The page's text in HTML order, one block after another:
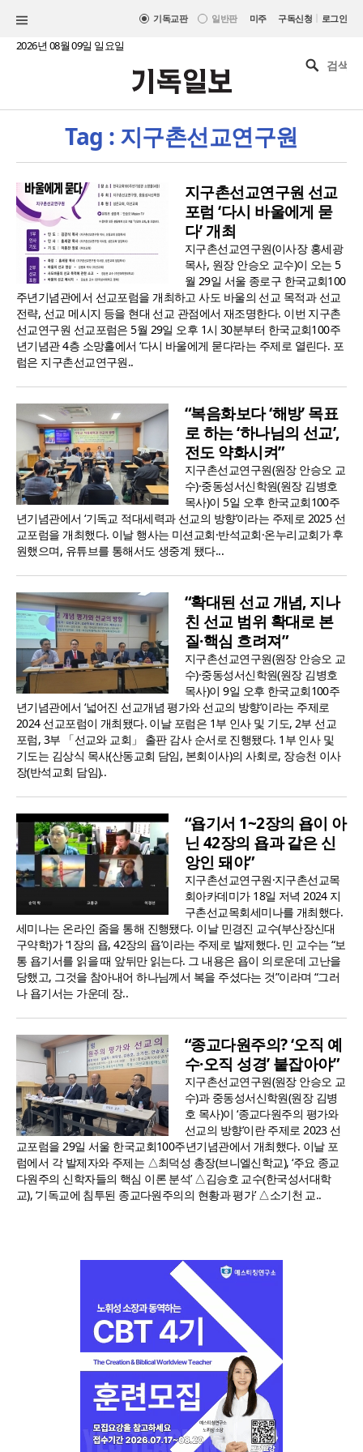
기독교판 일반판 미주 구독신청 | 로그인
2026년 08월 09일 일요일
Tag : 지구촌선교연구원
지구촌선교연구원 선교
포럼 ‘다시 바울에게 묻
다’ 개최
지구촌선교연구원(이사장 홍세광
목사, 원장 안승오 교수)이 오는 5
월 29일 서울 종로구 한국교회100
주년기념관에서 선교포럼을 개최하고 사도 바울의 선교 목적과 선교
전략, 선교 메시지 등을 현대 선교 관점에서 재조명한다. 이번 지구촌
선교연구원 선교포럼은 5월 29일 오후 1시 30분부터 한국교회100주
년기념관 4층 소망홀에서 ‘다시 바울에게 묻다’라는 주제로 열린다. 포
럼은 지구촌선교연구원..
“복음화보다 ‘해방’ 목표
로 하는 ‘하나님의 선교’,
전도 약화시켜”
지구촌선교연구원(원장 안승오 교
수)·중동성서신학원(원장 김병호
목사)이 5일 오후 한국교회100주
년기념관에서 ‘기독교 적대세력과 선교의 방향’이라는 주제로 2025 선
교포럼을 개최했다. 이날 행사는 미션교회·반석교회·온누리교회가 후
원했으며, 유튜브를 통해서도 생중계 됐다...
“확대된 선교 개념, 지나
친 선교 범위 확대로 본
질·핵심 흐려져”
지구촌선교연구원(원장 안승오 교
수)·중동성서신학원(원장 김병호
목사)이 9일 오후 한국교회100주
년기념관에서 ‘넓어진 선교개념 평가와 선교의 방향’이라는 주제로
2024 선교포럼이 개최됐다. 이날 포럼은 1부 인사 및 기도, 2부 선교
포럼, 3부 「선교와 교회」 출판 감사 순서로 진행됐다. 1부 인사 및
기도는 김상식 목사(산동교회 담임, 본회이사)의 사회로, 장승천 이사
장(반석교회 담임)..
“욥기서 1~2장의 욥이 아
닌 42장의 욥과 같은 신
앙인 돼야”
지구촌선교연구원·지구촌선교목
회아카데미가 18일 저녁 2024 지
구촌선교목회세미나를 개최했다.
세미나는 온라인 줌을 통해 진행됐다. 이날 민경진 교수(부산장신대
구약학)가 ‘1장의 욥, 42장의 욥’이라는 주제로 발제했다. 민 교수는 “보
통 욥기서를 읽을 때 앞뒤만 읽는다. 그 내용은 욥이 의로운데 고난을
당했고, 그것을 참아내어 하나님께서 복을 주셨다는 것”이라며 “그러
나 욥기서는 가운데 장..
“종교다원주의? ‘오직 예
수·오직 성경’ 붙잡아야”
지구촌선교연구원(원장 안승오 교
수)과 중동성서신학원(원장 김병
호 목사)이 ‘종교다원주의 평가와
선교의 방향’이란 주제로 2023 선
교포럼을 29일 서울 한국교회100주년기념관에서 개최했다. 이날 포
럼에서 각 발제자와 주제는 △최덕성 총장(브니엘신학교), ‘주요 종교
다원주의 신학자들의 핵심 이론 분석’ △김승호 교수(한국성서대학
교), ‘기독교에 침투된 종교다원주의의 현황과 평가’ △소기천 교..